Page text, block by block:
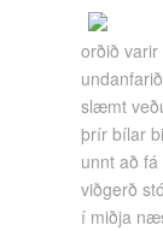
orðið
slæmt
þrír bílar
unnt að fá
viðgerð
í miðja